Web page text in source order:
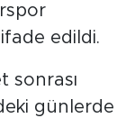
edildi.
sonrası
günlerde